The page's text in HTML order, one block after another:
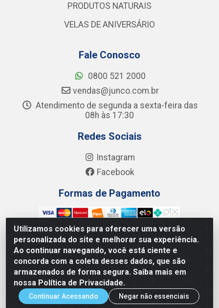
Utilizamos cookies para oferecer uma versão
personalizada do site e melhorar sua experiência.
Ao continuar navegando, você está ciente e
concorda com a coleta desses dados, que são
armazenados de forma segura. Saiba mais em
nossa Política de Privacidade.
Continuar Acessando
Negar não essenciais
PRODUTOS NATURAIS
VELAS DE ANIVERSÁRIO
Fale Conosco
0800 521 2000
vendas@junco.com.br
Atendimento de segunda a sexta-feira das
08h às 17:30
Redes Sociais
Instagram
Facebook
Formas de Pagamento
Junco Industria e Comercio Ltda - R. Lineu Anterino
Mariano, 505 - Distrito Industrial, Uberlândia - MG CEP
38.402-346 - CNPJ: 66.312.653/0001-14